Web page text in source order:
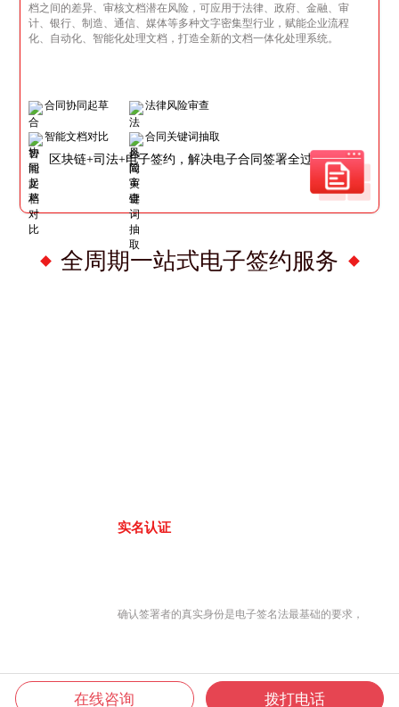
档之间的差异、审核文档潜在风险，可应用于法律、政府、金融、审
计、银行、制造、通信、媒体等多种文字密集型行业，赋能企业流程
化、自动化、智能化处理文档，打造全新的文档一体化处理系统。
合同协同起草 法律风险审查
智能文档对比 合同关键词抽取
全周期一站式电子签约服务
区块链+司法+电子签约，解决电子合同签署全过程问题
实名认证
确认签署者的真实身份是电子签名法最基础的要求，
在线咨询 拨打电话